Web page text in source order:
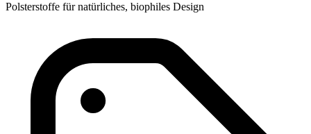
Polsterstoffe für natürliches, biophiles Design